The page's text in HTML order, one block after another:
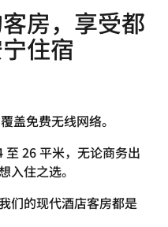
房，享受都
住宿
盖免费无线网络。
26 平米，无论商务出
入住之选。
们的现代酒店客房都是